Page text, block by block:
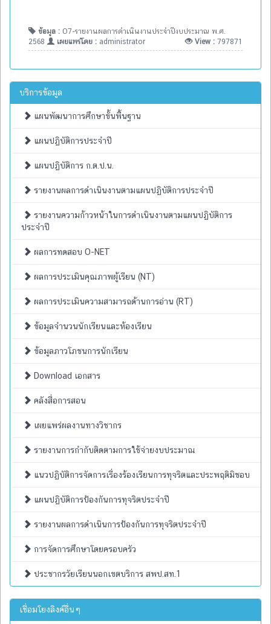
ข้อมูล : O7-รายงานผลการดำเนินงานประจำปีงบประมาณ พ.ศ.
2568
เผยแพร่โดย : administrator View : 797871
บริการข้อมูล
แผนพัฒนาการศึกษาขั้นพื้นฐาน
แผนปฏิบัติการประจำปี
แผนปฏิบัติการ ก.ต.ป.น.
รายงานผลการดำเนินงานตามแผนปฏิบัติการประจำปี
รายงานความก้าวหน้าในการดำเนินงานตามแผนปฏิบัติการ
ประจำปี
ผลการทดสอบ O-NET
ผลการประเมินคุณภาพผู้เรียน (NT)
ผลการประเมินความสามารถด้านการอ่าน (RT)
ข้อมูลจำนวนนักเรียนและห้องเรียน
ข้อมูลภาวโภชนการนักเรียน
Download เอกสาร
คลังสื่อการสอน
เผยแพร่ผลงานทางวิชากร
รายงานการกำกับติดตามการใช้จ่ายงบประมาณ
แนวปฏิบัติการจัดการเรื่องร้องเรียนการทุจริตและประพฤติมิชอบ
แผนปฏิบัติการป้องกันการทุจริตประจำปี
รายงานผลการดำเนินการป้องกันการทุจริตประจำปี
การจัดการศึกษาโดยครอบครัว
ประชากรวัยเรียนนอกเขตบริการ สพป.สท.1
เชื่อมโยงลิงค์อื่นๆ